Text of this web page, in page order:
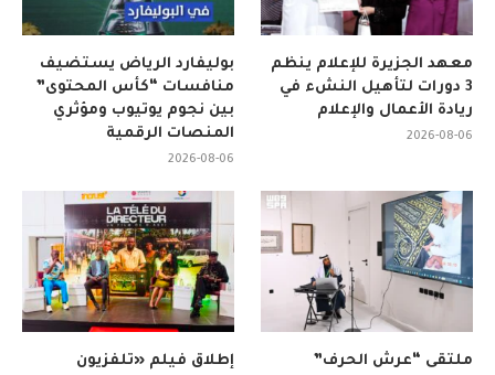
بوليفارد الرياض يستضيف
منافسات “كأس المحتوى”
بين نجوم يوتيوب ومؤثري
المنصات الرقمية
2026-08-06
معهد الجزيرة للإعلام ينظم
3 دورات لتأهيل النشء في
ريادة الأعمال والإعلام
2026-08-06
إطلاق فيلم «تلفزيون
ملتقى “عرش الحرف”